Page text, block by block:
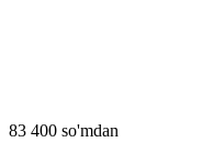
83 400 so'mdan